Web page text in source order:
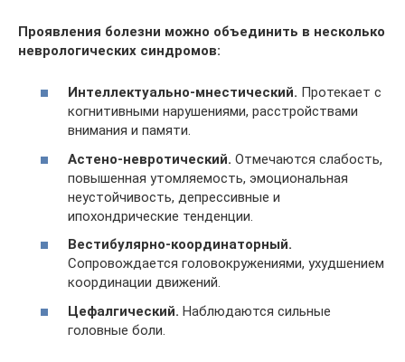
Проявления болезни можно объединить в несколько
неврологических синдромов:
Интеллектуально-мнестический. Протекает с
когнитивными нарушениями, расстройствами
внимания и памяти.
Астено-невротический. Отмечаются слабость,
повышенная утомляемость, эмоциональная
неустойчивость, депрессивные и
ипохондрические тенденции.
Вестибулярно-координаторный.
Сопровождается головокружениями, ухудшением
координации движений.
Цефалгический. Наблюдаются сильные
головные боли.